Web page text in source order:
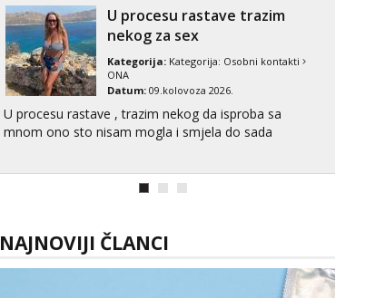
štikle, samostojeće itd. Nudim svakakva videa seksa,
puš...
U procesu rastave trazim
nekog za sex
Kategorija: Kategorija: Osobni kontakti
ONA
Datum: 09.kolovoza 2026.
U procesu rastave , trazim nekog da isproba sa
mnom ono sto nisam mogla i smjela do sada
NAJNOVIJI ČLANCI